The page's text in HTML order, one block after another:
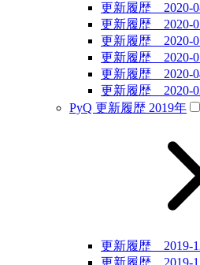
更新履歴 2020-
更新履歴 2020-
更新履歴 2020-
更新履歴 2020-
更新履歴 2020-
更新履歴 2020-
PyQ 更新履歴 2019年
更新履歴 2019-
更新履歴 2019-